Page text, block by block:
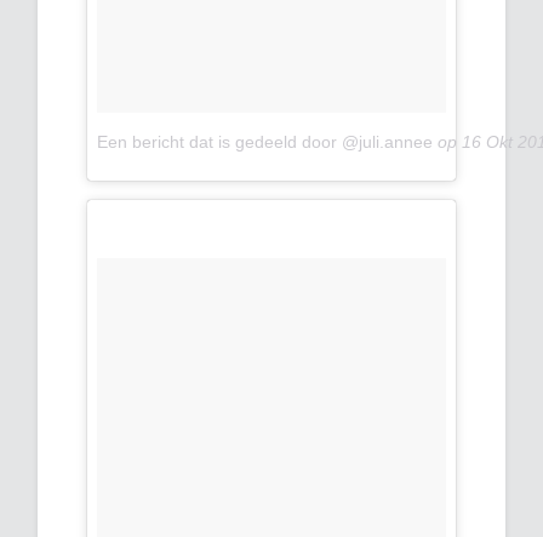
Een bericht dat is gedeeld door @juli.annee op16 Okt